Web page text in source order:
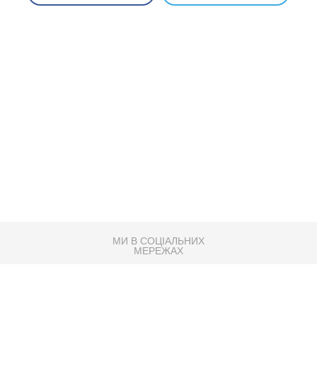
МИ В СОЦІАЛЬНИХ
МЕРЕЖАХ